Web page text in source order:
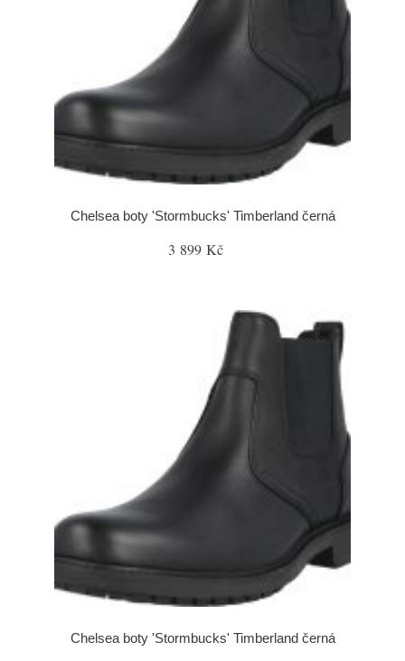
Chelsea boty 'Stormbucks' Timberland černá
3 899 Kč
Chelsea boty 'Stormbucks' Timberland černá